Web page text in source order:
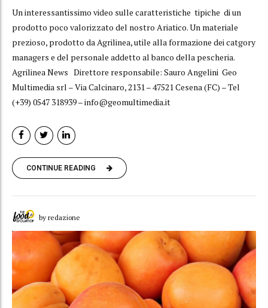
Un interessantissimo video sulle caratteristiche tipiche di un
prodotto poco valorizzato del nostro Ariatico. Un materiale
prezioso, prodotto da Agrilinea, utile alla formazione dei catgory
managers e del personale addetto al banco della pescheria.
Agrilinea News Direttore responsabile: Sauro Angelini Geo
Multimedia srl – Via Calcinaro, 2131 – 47521 Cesena (FC) – Tel
(+39) 0547 318939 – info@geomultimedia.it
CONTINUE READING
by redazione